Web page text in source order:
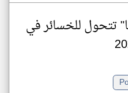
تتحول للخسائر في